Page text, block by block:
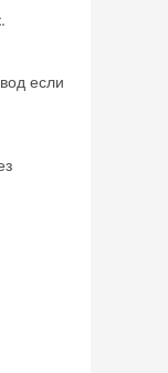
если